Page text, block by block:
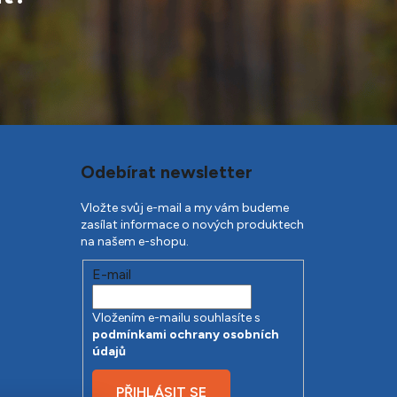
Odebírat newsletter
Vložte svůj e-mail a my vám budeme
zasílat informace o nových produktech
na našem e-shopu.
E-mail
Vložením e-mailu souhlasíte s
podmínkami ochrany osobních
údajů
PŘIHLÁSIT SE